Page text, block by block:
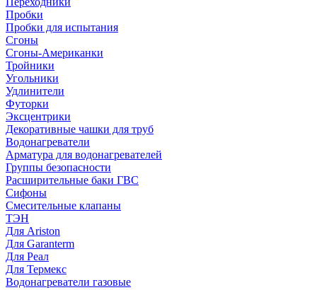
Пробки
Пробки для испытания
Сгоны
Сгоны-Американки
Тройники
Угольники
Удлинители
Футорки
Эксцентрики
Декоративные чашки для труб
Водонагреватели
Арматура для водонагревателей
Группы безопасности
Расширительные баки ГВС
Сифоны
Смесительные клапаны
ТЭН
Для Ariston
Для Garanterm
Для Реал
Для Термекс
Водонагреватели газовые